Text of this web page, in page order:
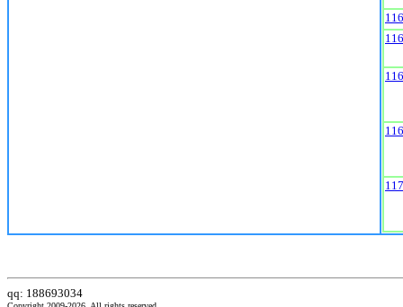
qq: 188693034